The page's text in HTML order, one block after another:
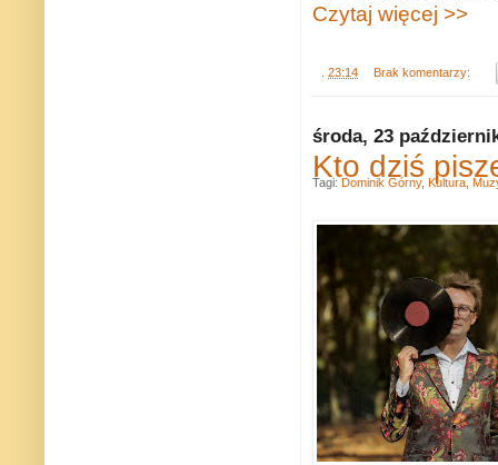
Czytaj więcej >>
23:14 Brak komentarzy:
środa, 23
Kto dziś
Tagi: Dominik Górny, Kultura